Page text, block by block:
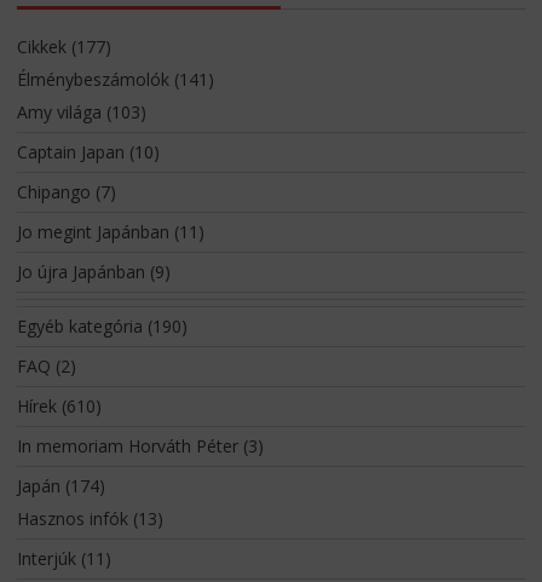
Cikkek(177)
Élménybeszámolók(141)
Amy világa (103)
Captain Japan (10)
Chipango (7)
Jo megint Japánban (11)
Jo újra Japánban (9)
Egyéb kategória (190)
FAQ (2)
Hírek(610)
In memoriam Horváth Péter(3)
Japán (174)
Hasznos infók(13)
Interjúk(11)